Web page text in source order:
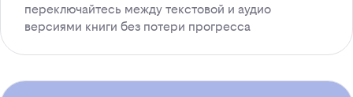
переключайтесь между текстовой и аудио
версиями книги без потери прогресса